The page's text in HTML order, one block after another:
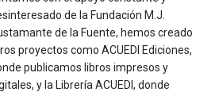
de la Fundación M.J.
de la Fuente, hemos creado
proyectos como ACUEDI Ediciones,
publicamos libros impresos y
y la Librería ACUEDI, donde